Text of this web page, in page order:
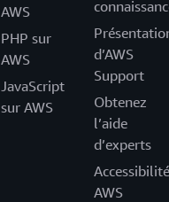
AWS
PHP sur
AWS
JavaScript
sur AWS
d’AWS
Support
Obtenez
l’aide
d’experts
Accessibilité
AWS